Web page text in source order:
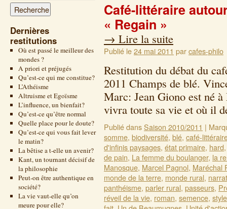
Dernières
restitutions
Où est passé le meilleur des
mondes ?
A priori et préjugés
Qu’est-ce qui me constitue?
L’Athéisme
Altruisme et Egoïsme
L’influence, un bienfait?
Qu’est-ce qu’être normal
Quelle place pour le doute?
Qu’est-ce qui vous fait lever
le matin?
La bêtise a t-elle un avenir?
Kant, un tournant décisif de
la philosophie
Peut-on être authentique en
société?
La vie vaut-elle qu’on
meure pour elle?
Café-littéraire
« Regain »
→ Lire la suite
Publié le24 mai 2011 parcafes-philo
Restitution du débat du
2011 Champs de blé.
Marc: Jean Giono est né
vivra toute sa vie et où il
Publié dansSaison 2010/2011 |
somme, biodiversité, blé, café-
d'infinis paysages, état primaire, hard
de pain, La femme du boulanger, la
Manosque, Marcel Pagnol, Maréchal
monde de la terre, monde rural,
panthéisme, parler rural, passeurs,
réveil de la vie, roman, semence, style